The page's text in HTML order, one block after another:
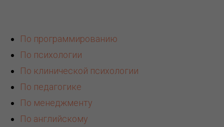
По программированию
По психологии
По клинической психологии
По педагогике
По менеджменту
По английскому